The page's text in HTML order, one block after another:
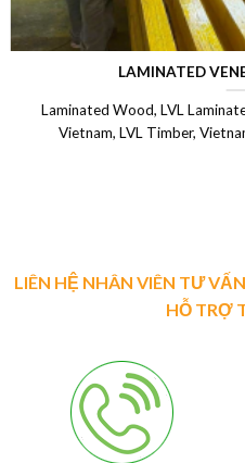
LAMINATED
Laminated Wood, LVL
Vietnam, LVL Timber,
LIÊN HỆ NHÂN VIÊN TƯ
HỖ TRỢ